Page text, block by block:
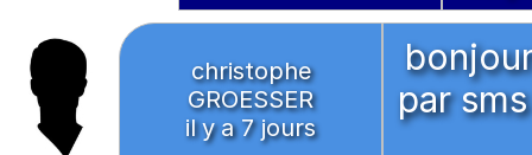
christophe
GROESSER
il y a 7 jours
par